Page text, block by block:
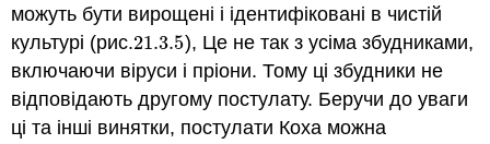
можуть бути вирощені і ідентифіковані в чистій
культурі (рис.21.3.5
21.3.5), Це не так з усіма збудниками,
включаючи віруси і пріони. Тому ці збудники не
відповідають другому постулату. Беручи до уваги
ці та інші винятки, постулати Коха можна